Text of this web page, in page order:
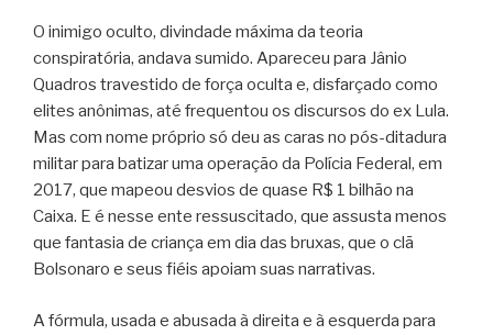
O inimigo oculto, divindade máxima da teoria
conspiratória, andava sumido. Apareceu para Jânio
Quadros travestido de força oculta e, disfarçado como
elites anônimas, até frequentou os discursos do ex Lula.
Mas com nome próprio só deu as caras no pós-ditadura
militar para batizar uma operação da Polícia Federal, em
2017, que mapeou desvios de quase R$ 1 bilhão na
Caixa. E é nesse ente ressuscitado, que assusta menos
que fantasia de criança em dia das bruxas, que o clã
Bolsonaro e seus fiéis apoiam suas narrativas.
A fórmula, usada e abusada à direita e à esquerda para